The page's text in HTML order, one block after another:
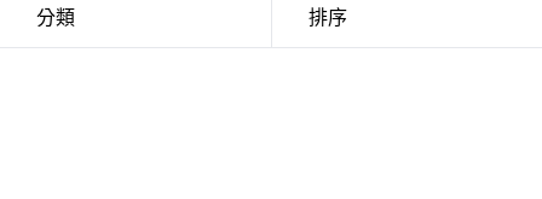
分類 排序